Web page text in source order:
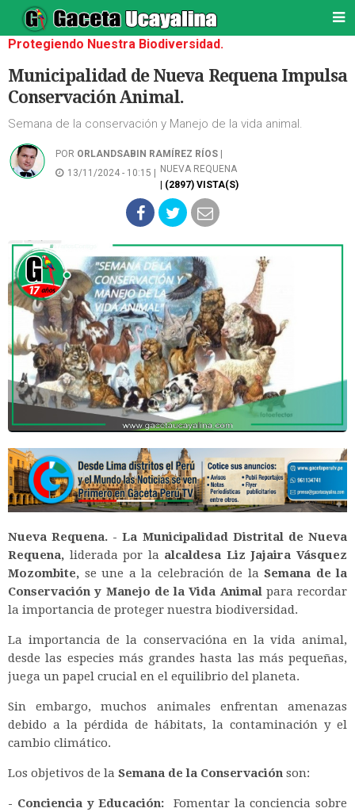
Protegiendo Nuestra Biodiversidad.
Municipalidad de Nueva Requena Impulsa
Conservación Animal.
Semana de la conservación y Manejo de la vida animal.
POR ORLANDSABIN RAMÍREZ RÍOS
13/11/2024 - 10:15 |
NUEVA REQUENA
| (2897) VISTA(S)
Nueva Requena. - La Municipalidad Distrital de Nueva
Requena, liderada por la alcaldesa Liz Jajaira Vásquez
Mozombite, se une a la celebración de la Semana de la
Conservación y Manejo de la Vida Animalpara recordar
la importancia de proteger nuestra biodiversidad.
La importancia de la conservacióna en la vida animal,
desde las especies más grandes hasta las más pequeñas,
juega un papel crucial en el equilibrio del planeta.
Sin embargo, muchos animales enfrentan amenazas
debido a la pérdida de hábitats, la contaminación y el
cambio climático.
Los objetivos de la Semana de la Conservación son:
- Conciencia y Educación:
Fomentar la conciencia sobre